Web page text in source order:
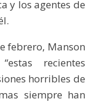
y los agentes de
febrero, Manson
recientes
horribles de
siempre han